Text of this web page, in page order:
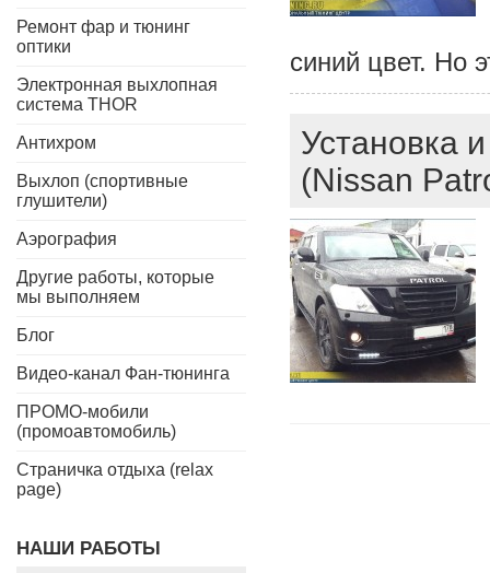
Ремонт фар и тюнинг
оптики
Электронная выхлопная
система THOR
Антихром
Выхлоп (спортивные
глушители)
Аэрография
Другие работы, которые
мы выполняем
Блог
Видео-канал Фан-тюнинга
ПРОМО-мобили
(промоавтомобиль)
Страничка отдыха (relax
page)
НАШИ РАБОТЫ
синий цвет. Но
Установка
(Nissan